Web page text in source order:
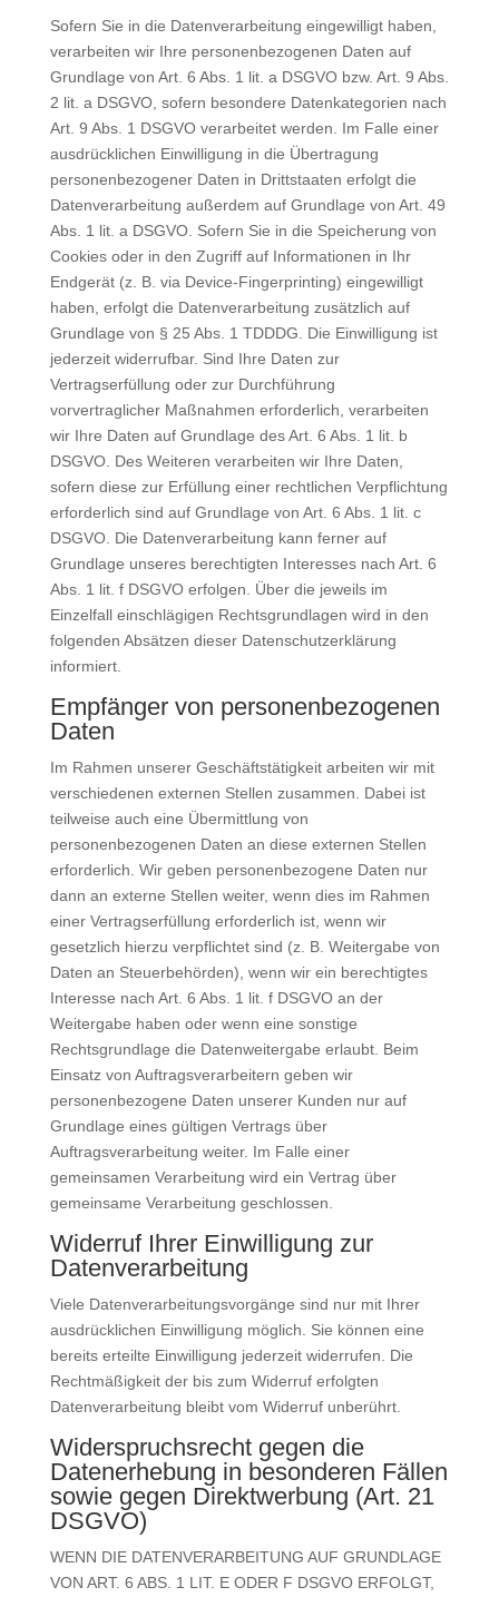
Sofern Sie in die Datenverarbeitung eingewilligt haben,
verarbeiten wir Ihre personenbezogenen Daten auf
Grundlage von Art. 6 Abs. 1 lit. a DSGVO bzw. Art. 9 Abs.
2 lit. a DSGVO, sofern besondere Datenkategorien nach
Art. 9 Abs. 1 DSGVO verarbeitet werden. Im Falle einer
ausdrücklichen Einwilligung in die Übertragung
personenbezogener Daten in Drittstaaten erfolgt die
Datenverarbeitung außerdem auf Grundlage von Art. 49
Abs. 1 lit. a DSGVO. Sofern Sie in die Speicherung von
Cookies oder in den Zugriff auf Informationen in Ihr
Endgerät (z. B. via Device-Fingerprinting) eingewilligt
haben, erfolgt die Datenverarbeitung zusätzlich auf
Grundlage von § 25 Abs. 1 TDDDG. Die Einwilligung ist
jederzeit widerrufbar. Sind Ihre Daten zur
Vertragserfüllung oder zur Durchführung
vorvertraglicher Maßnahmen erforderlich, verarbeiten
wir Ihre Daten auf Grundlage des Art. 6 Abs. 1 lit. b
DSGVO. Des Weiteren verarbeiten wir Ihre Daten,
sofern diese zur Erfüllung einer rechtlichen Verpflichtung
erforderlich sind auf Grundlage von Art. 6 Abs. 1 lit. c
DSGVO. Die Datenverarbeitung kann ferner auf
Grundlage unseres berechtigten Interesses nach Art. 6
Abs. 1 lit. f DSGVO erfolgen. Über die jeweils im
Einzelfall einschlägigen Rechtsgrundlagen wird in den
folgenden Absätzen dieser Datenschutzerklärung
informiert.
Empfänger von personenbezogenen
Daten
Im Rahmen unserer Geschäftstätigkeit arbeiten wir mit
verschiedenen externen Stellen zusammen. Dabei ist
teilweise auch eine Übermittlung von
personenbezogenen Daten an diese externen Stellen
erforderlich. Wir geben personenbezogene Daten nur
dann an externe Stellen weiter, wenn dies im Rahmen
einer Vertragserfüllung erforderlich ist, wenn wir
gesetzlich hierzu verpflichtet sind (z. B. Weitergabe von
Daten an Steuerbehörden), wenn wir ein berechtigtes
Interesse nach Art. 6 Abs. 1 lit. f DSGVO an der
Weitergabe haben oder wenn eine sonstige
Rechtsgrundlage die Datenweitergabe erlaubt. Beim
Einsatz von Auftragsverarbeitern geben wir
personenbezogene Daten unserer Kunden nur auf
Grundlage eines gültigen Vertrags über
Auftragsverarbeitung weiter. Im Falle einer
gemeinsamen Verarbeitung wird ein Vertrag über
gemeinsame Verarbeitung geschlossen.
Widerruf Ihrer Einwilligung zur
Datenverarbeitung
Viele Datenverarbeitungsvorgänge sind nur mit Ihrer
ausdrücklichen Einwilligung möglich. Sie können eine
bereits erteilte Einwilligung jederzeit widerrufen. Die
Rechtmäßigkeit der bis zum Widerruf erfolgten
Datenverarbeitung bleibt vom Widerruf unberührt.
Widerspruchsrecht gegen die
Datenerhebung in besonderen Fällen
sowie gegen Direktwerbung (Art. 21
DSGVO)
WENN DIE DATENVERARBEITUNG AUF GRUNDLAGE
VON ART. 6 ABS. 1 LIT. E ODER F DSGVO ERFOLGT,